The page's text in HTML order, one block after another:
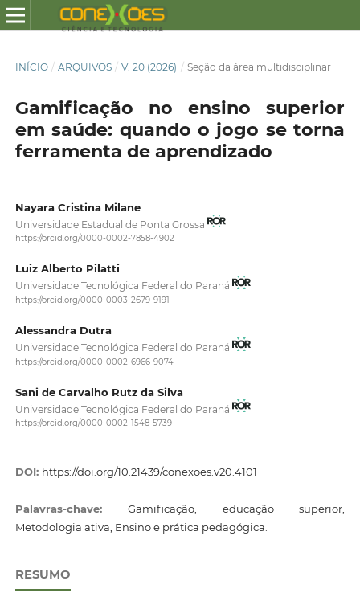
INÍCIO / ARQUIVOS / V. 20 (2026) / Seção da área multidisciplinar
Gamificação no ensino superior
em saúde: quando o jogo se torna
ferramenta de aprendizado
Nayara Cristina Milane
Universidade Estadual de Ponta Grossa
https://orcid.org/0000-0002-7858-4902
Luiz Alberto Pilatti
Universidade Tecnológica Federal do Paraná
https://orcid.org/0000-0003-2679-9191
Alessandra Dutra
Universidade Tecnológica Federal do Paraná
https://orcid.org/0000-0002-6966-9074
Sani de Carvalho Rutz da Silva
Universidade Tecnológica Federal do Paraná
https://orcid.org/0000-0002-1548-5739
DOI: https://doi.org/10.21439/conexoes.v20.4101
Palavras-chave:Gamificação, educação superior,
Metodologia ativa, Ensino e prática pedagógica.
RESUMO